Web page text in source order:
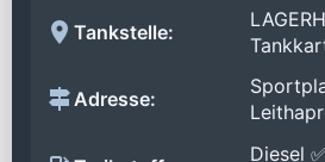
Tankstelle:
Adresse:
Diesel